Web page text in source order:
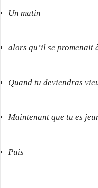
Un matin
alors qu’il se promenait
Quand tu deviendras
Maintenant que tu es
Puis